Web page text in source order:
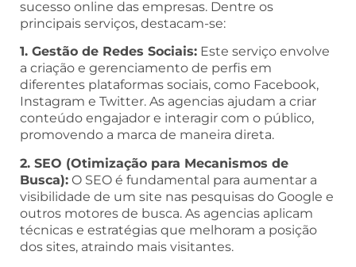
sucesso online das empresas. Dentre os
principais serviços, destacam-se:
1. Gestão de Redes Sociais: Este serviço envolve
a criação e gerenciamento de perfis em
diferentes plataformas sociais, como Facebook,
Instagram e Twitter. As agencias ajudam a criar
conteúdo engajador e interagir com o público,
promovendo a marca de maneira direta.
2. SEO (Otimização para Mecanismos de
Busca): O SEO é fundamental para aumentar a
visibilidade de um site nas pesquisas do Google e
outros motores de busca. As agencias aplicam
técnicas e estratégias que melhoram a posição
dos sites, atraindo mais visitantes.